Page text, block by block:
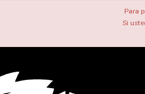
Para
Si